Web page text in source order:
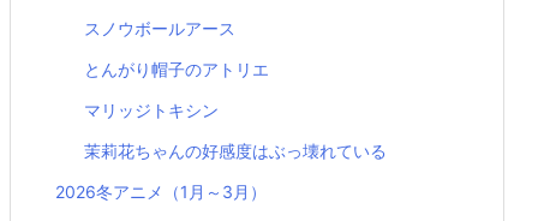
スノウボールアース
とんがり帽子のアトリエ
マリッジトキシン
茉莉花ちゃんの好感度はぶっ壊れている
2026冬アニメ（1月～3月）